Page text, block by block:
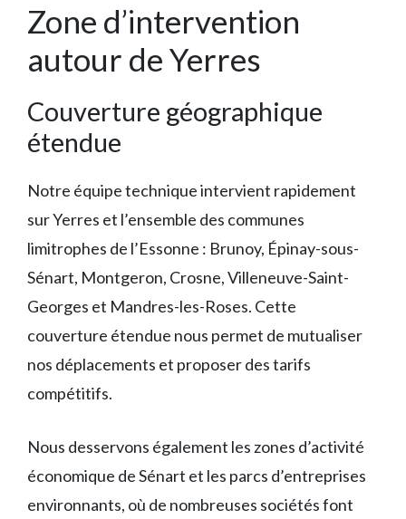
Zone d’intervention
autour de Yerres
Couverture géographique
étendue
Notre équipe technique intervient rapidement
sur Yerres et l’ensemble des communes
limitrophes de l’Essonne : Brunoy, Épinay-sous-
Sénart, Montgeron, Crosne, Villeneuve-Saint-
Georges et Mandres-les-Roses. Cette
couverture étendue nous permet de mutualiser
nos déplacements et proposer des tarifs
compétitifs.
Nous desservons également les zones d’activité
économique de Sénart et les parcs d’entreprises
environnants, où de nombreuses sociétés font